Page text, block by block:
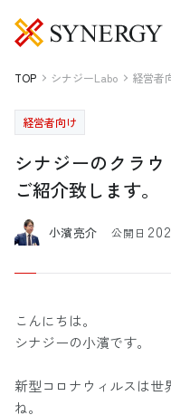
TOP シナジーLabo 経営者
経営者向け
シナジーのクラ
ご紹介致します。
小濱亮介 公開日
こんにちは。
シナジーの小濱です。
新型コロナウィルスは世
ね。